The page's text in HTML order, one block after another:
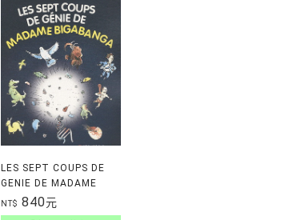
LES SEPT COUPS DE
GENIE DE MADAME
BIGABANGA : DU BIG
BANG A LA NAISSANCE
NT$ 840元